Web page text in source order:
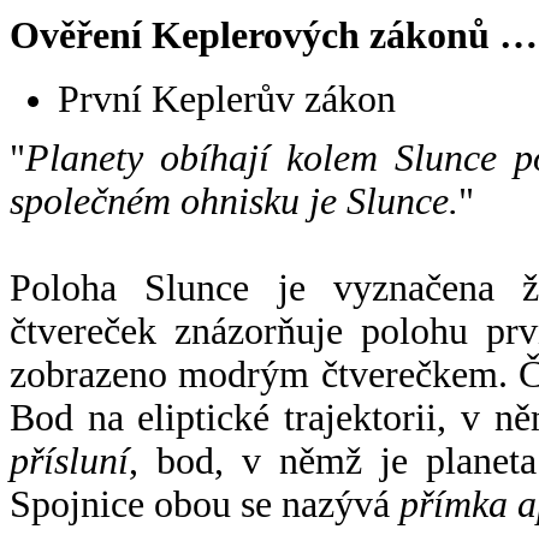
Ověření Keplerových zákonů …
První Keplerův zákon
"Planety obíhají kolem Slunce
společném ohnisku je Slunce."
Poloha Slunce je vyznačena
čtvereček znázorňuje polohu
zobrazeno modrým čtverečkem.
Bod na eliptické trajektorii, v
přísluní, bod, v němž je
Spojnice obou se nazývá přímka